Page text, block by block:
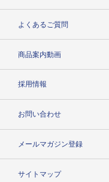
よくあるご質問
商品案内動画
採用情報
お問い合わせ
メールマガジン登録
サイトマップ